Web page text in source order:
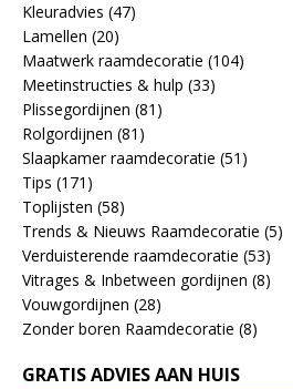
Kleuradvies (47)
Lamellen (20)
Maatwerk raamdecoratie (104)
Meetinstructies & hulp (33)
Plissegordijnen (81)
Rolgordijnen (81)
Slaapkamer raamdecoratie (51)
Tips (171)
Toplijsten (58)
Trends & Nieuws Raamdecoratie (5)
Verduisterende raamdecoratie (53)
Vitrages & Inbetween gordijnen (8)
Vouwgordijnen (28)
Zonder boren Raamdecoratie (8)
GRATIS ADVIES AAN HUIS